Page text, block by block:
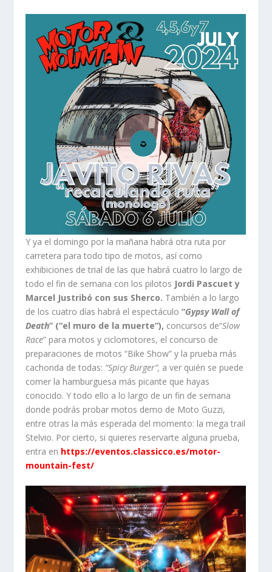
Y ya el domingo por la mañana habrá otra ruta por
carretera para todo tipo de motos, así como
exhibiciones de trial de las que habrá cuatro lo largo de
todo el fin de semana con los pilotos Jordi Pascuet y
Marcel Justribó con sus Sherco. También a lo largo
de los cuatro días habrá el espectáculo“Gypsy Wall of
Death” (“el muro de la muerte”), concursos de“Slow
Race” para motos y ciclomotores, el concurso de
preparaciones de motos “Bike Show” y la prueba más
cachonda de todas: “Spicy Burger”, a ver quién se puede
comer la hamburguesa más picante que hayas
conocido. Y todo ello a lo largo de un fin de semana
donde podrás probar motos demo de Moto Guzzi,
entre otras la más esperada del momento: la mega trail
Stelvio. Por cierto, si quieres reservarte alguna prueba,
entra en https://eventos.classicco.es/motor-
mountain-fest/